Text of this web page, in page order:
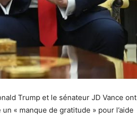
Trump et le sénateur JD Vance ont
« manque de gratitude » pour l’aide